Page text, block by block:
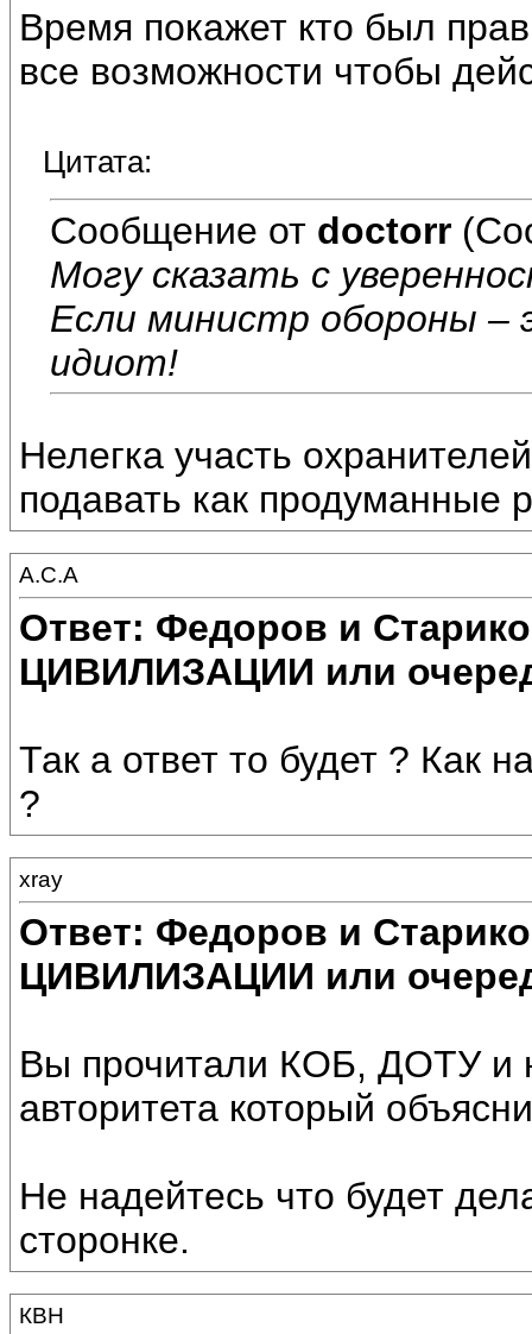
Время покажет кто был
все возможности чтобы
Цитата:
Сообщение от doctorr
Могу сказать с
Если министр обороны
идиот!
Нелегка участь
подавать как продуманные
А.С.А
Ответ: Федоров и
ЦИВИЛИЗАЦИИ или
Так а ответ то будет ? Как
?
xray
Ответ: Федоров и
ЦИВИЛИЗАЦИИ или
Вы прочитали КОБ, ДОТУ и
авторитета который
Не надейтесь что будет
сторонке.
КВН